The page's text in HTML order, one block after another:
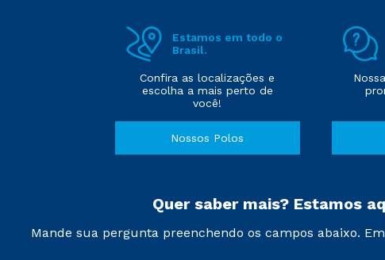
Estamos em todo o
Brasil.
Confira as localizações e
escolha a mais perto de
você!
Nossos Polos
Quer saber mais? Estamos
Mande sua pergunta preenchendo os campos abaixo.